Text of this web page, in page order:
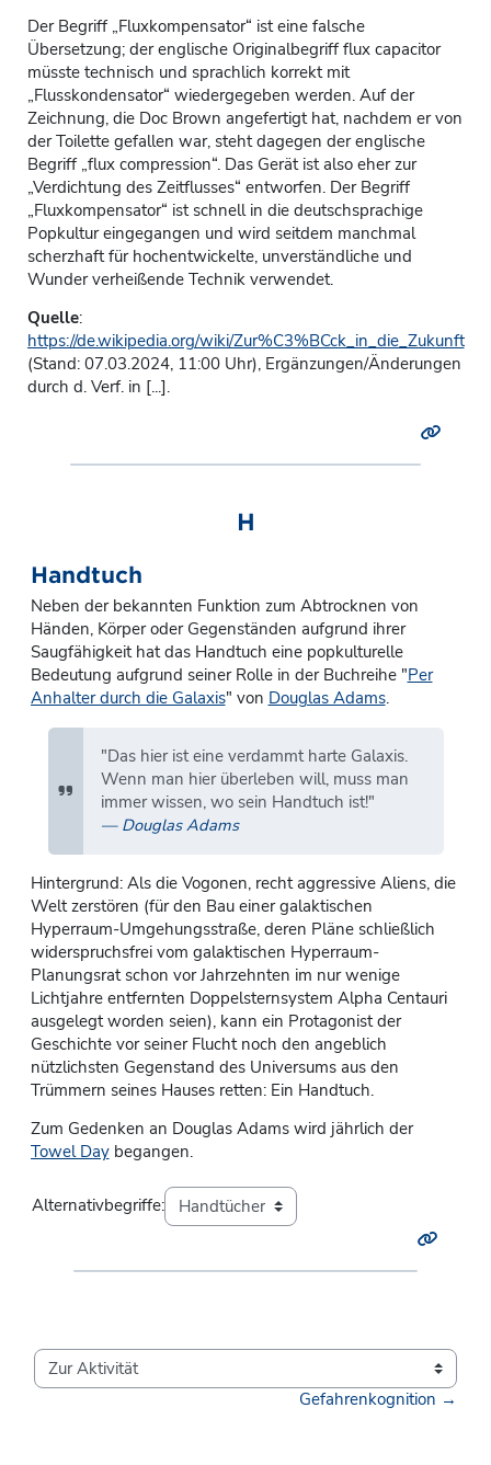
Der Begriff „Fluxkompensator“ ist eine falsche
Übersetzung; der englische Originalbegriff flux capacitor
müsste technisch und sprachlich korrekt mit
„Flusskondensator“ wiedergegeben werden. Auf der
Zeichnung, die Doc Brown angefertigt hat, nachdem er von
der Toilette gefallen war, steht dagegen der englische
Begriff „flux compression“. Das Gerät ist also eher zur
„Verdichtung des Zeitflusses“ entworfen. Der Begriff
„Fluxkompensator“ ist schnell in die deutschsprachige
Popkultur eingegangen und wird seitdem manchmal
scherzhaft für hochentwickelte, unverständliche und
Wunder verheißende Technik verwendet.
Quelle:
https://de.wikipedia.org/wiki/Zur%C3%BCck_in_die_Zukunft
(Stand: 07.03.2024, 11:00 Uhr), Ergänzungen/Änderungen
durch d. Verf. in [...].
H
Handtuch
Neben der bekannten Funktion zum Abtrocknen von
Händen, Körper oder Gegenständen aufgrund ihrer
Saugfähigkeit hat das Handtuch eine popkulturelle
Bedeutung aufgrund seiner Rolle in der Buchreihe "Per
Anhalter durch die Galaxis" von Douglas Adams.
"Das hier ist eine verdammt harte Galaxis.
Wenn man hier überleben will, muss man
immer wissen, wo sein Handtuch ist!"
Douglas Adams
Hintergrund: Als die Vogonen, recht aggressive Aliens, die
Welt zerstören (für den Bau einer galaktischen
Hyperraum-Umgehungsstraße, deren Pläne schließlich
widerspruchsfrei vom galaktischen Hyperraum-
Planungsrat schon vor Jahrzehnten im nur wenige
Lichtjahre entfernten Doppelsternsystem Alpha Centauri
ausgelegt worden seien), kann ein Protagonist der
Geschichte vor seiner Flucht noch den angeblich
nützlichsten Gegenstand des Universums aus den
Trümmern seines Hauses retten: Ein Handtuch.
Zum Gedenken an Douglas Adams wird jährlich der
Towel Daybegangen.
Alternativbegriffe:
Zur Aktivität
Gefahrenkognition →